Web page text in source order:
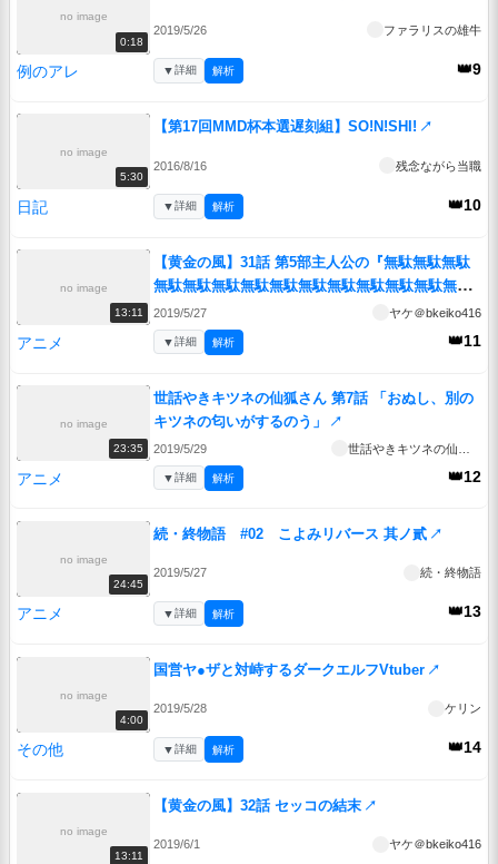
no image
0:18
2019/5/26 ファラリスの雄牛
例のアレ 👑9
▼詳細 解析
no image
5:30
【第17回MMD杯本選遅刻組】SO!N!SHI! ↗
2016/8/16 残念ながら当職
日記 👑10
▼詳細 解析
no image
13:11
【黄金の風】31話 第5部主人公の『無駄無駄無駄
無駄無駄無駄無駄無駄無駄無駄無駄無駄無駄無
駄』↗
2019/5/27 ヤケ＠bkeiko416
アニメ 👑11
▼詳細 解析
no image
23:35
世話やきキツネの仙狐さん 第7話 「おぬし、別の
キツネの匂いがするのう」
↗
2019/5/29
アニメ 👑12
▼詳細 解析
no image
24:45
続・終物語 #02 こよみリバース 其ノ貳 ↗
2019/5/27 続・終物語
アニメ 👑13
▼詳細 解析
no image
4:00
国営ヤ●ザと対峙するダークエルフVtuber ↗
2019/5/28 ケリン
その他 👑14
▼詳細 解析
no image
13:11
【黄金の風】32話 セッコの結末 ↗
2019/6/1 ヤケ＠bkeiko416